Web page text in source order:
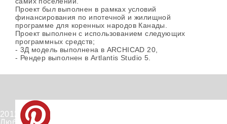
Проект был выполнен в рамках условий
финансирования по ипотечной и жилищной
программе для коренных народов Канады.
Проект выполнен с использованием следующих
программных средств;
- 3Д модель выполнена в ARCHICAD 20,
- Рендер выполнен в Artlantis Studio 5.
2012-2026 © PinWin.su.